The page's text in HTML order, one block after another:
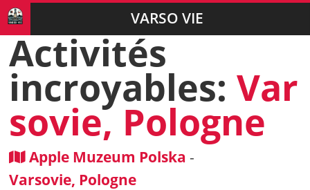
VARSO VIE
Activités
incroyables:Var
sovie, Pologne
Apple Muzeum Polska -
Varsovie, Pologne